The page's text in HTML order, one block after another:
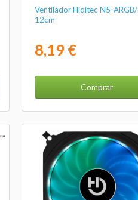
Ventilador Hiditec N5-ARGB/
12cm
8,19 €
Comprar